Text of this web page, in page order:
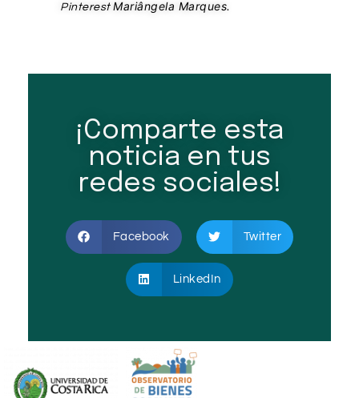
Pinterest Mariângela Marques.
¡Comparte esta
noticia en tus
redes sociales!
Facebook Twitter
LinkedIn